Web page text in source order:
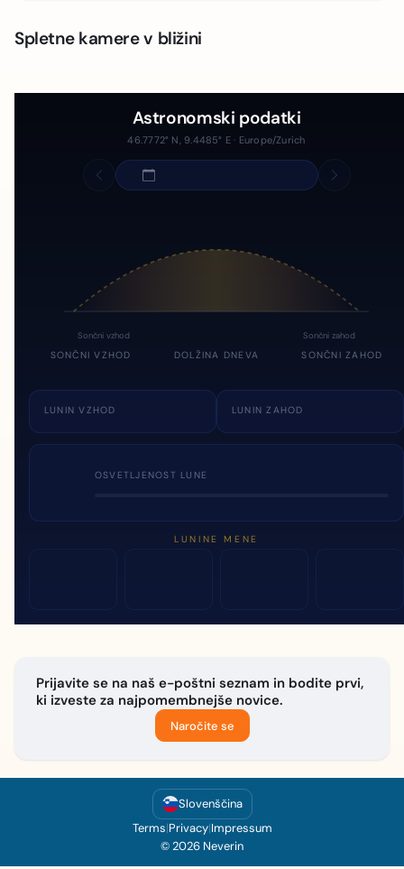
Spletne kamere v bližini
Astronomski podatki
46.7772° N, 9.4485° E · Europe/Zurich
Sončni vzhod Sončni zahod
SONČNI VZHOD DOLŽINA DNEVA SONČNI ZAHOD
LUNIN VZHOD LUNIN ZAHOD
OSVETLJENOST LUNE
LUNINE MENE
Prijavite se na naš e-poštni seznam in bodite prvi,
ki izveste za najpomembnejše novice.
Naročite se
Slovenščina
Terms|Privacy|Impressum
© 2026 Neverin